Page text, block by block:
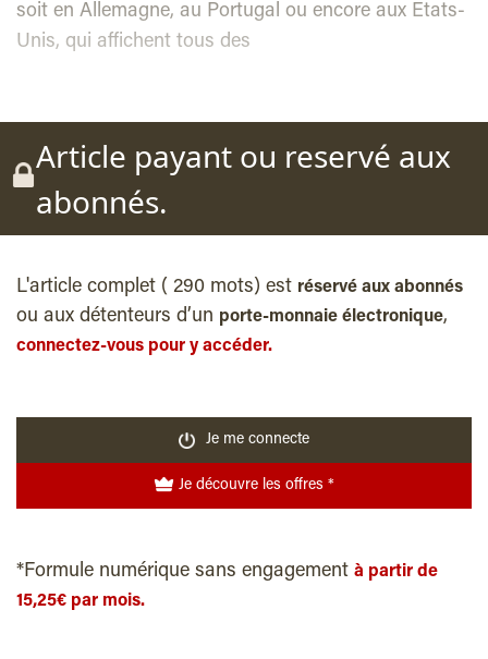
soit en Allemagne, au Portugal ou encore aux Etats-
Unis, qui affichent tous des
Article payant ou reservé aux
abonnés.
L'article complet ( 290 mots) est réservé aux abonnés
ou aux détenteurs d’un porte-monnaie électronique,
connectez-vous pour y accéder.
Je me connecte
Je découvre les offres *
*Formule numérique sans engagement à partir de
15,25€ par mois.